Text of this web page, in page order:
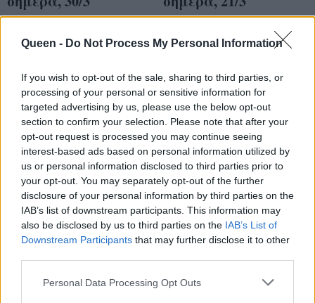
Queen - Do Not Process My Personal Information
If you wish to opt-out of the sale, sharing to third parties, or
processing of your personal or sensitive information for
targeted advertising by us, please use the below opt-out
section to confirm your selection. Please note that after your
opt-out request is processed you may continue seeing
interest-based ads based on personal information utilized by
us or personal information disclosed to third parties prior to
your opt-out. You may separately opt-out of the further
disclosure of your personal information by third parties on the
IAB’s list of downstream participants. This information may
also be disclosed by us to third parties on the IAB’s List of
Downstream Participants that may further disclose it to other
Personal Data Processing Opt Outs
Η φράση - κλειδί του
ζωδίου σου για
Η φράση - κλειδί του
ζωδίου σου για
σήμερα, 15/3